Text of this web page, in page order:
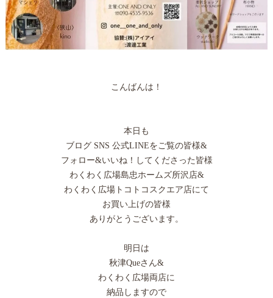
こんばんは！
本日も
ブログ SNS 公式LINEをご覧の皆様&
フォロー&いいね！してくださった皆様
わくわく広場島忠ホームズ所沢店&
わくわく広場トコトコスクエア店にて
お買い上げの皆様
ありがとうございます。
明日は
秋津Queさん&
わくわく広場両店に
納品しますので